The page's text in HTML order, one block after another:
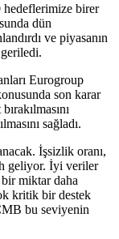
hedeflerimize birer
dün
ve piyasanın
Eurogroup
son karar
sağladı.
İşsizlik oranı,
geliyor. İyi veriler
miktar daha
kritik bir destek
bu seviyenin